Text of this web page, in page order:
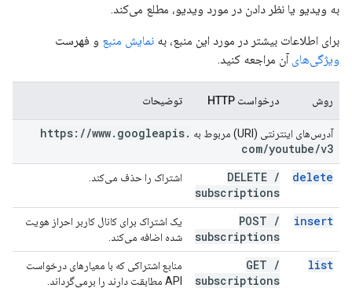
به ویدیو یا نظر دادن در مورد ویدیو، مطلع می‌کند.
برای اطلاعات بیشتر در مورد این منبع، به نمایش منبع و فهرست
ویژگی‌های آن مراجعه کنید.
روش درخواست HTTP توضیحات
آدرس‌های اینترنتی (URI) مربوط به https: //www. googleapis.
com/youtube/v3
delete
DELETE /
subscriptions
اشتراک را حذف می‌کند.
insert
POST /
subscriptions
یک اشتراک برای کانال کاربر احراز هویت
شده اضافه می‌کند.
list
GET /
subscriptions
منابع اشتراکی که با معیارهای درخواست
API مطابقت دارند را برمی‌گرداند.